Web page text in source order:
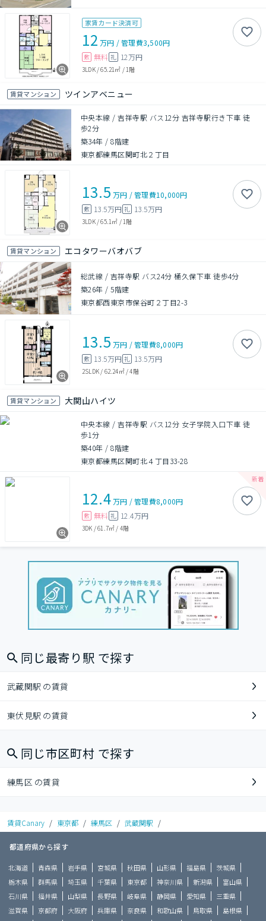
家賃カード決済可
12 万円 /管理費3,500円
敷 無料 礼 12万円
3LDK/65.21㎡ /1階
賃貸マンション ツインアベニュー
中央本線 / 吉祥寺駅 バス12分 吉祥寺駅行き下車 徒
歩2分
築34年 /8階建
東京都練馬区関町北２丁目
13.5 万円 /管理費10,000円
敷 13.5万円 礼 13.5万円
3LDK/65.1㎡ / 1階
賃貸マンション エコタワーバオバブ
総武線 / 吉祥寺駅 バス24分 桶久保下車 徒歩4分
築26年 /5階建
東京都西東京市保谷町２丁目2-3
13.5 万円 /管理費8,000円
敷 13.5万円 礼 13.5万円
2SLDK / 62.24㎡/4階
賃貸マンション 大関山ハイツ
中央本線 / 吉祥寺駅 バス12分 女子学院入口下車 徒
歩1分
築40年 /8階建
東京都練馬区関町北４丁目33-28
12.4万円 /管理費8,000円
敷 無料 礼 12.4万円
3DK /61.7㎡ / 4階
同じ最寄り駅 で探す
武蔵関駅 の賃貸
東伏見駅 の賃貸
同じ市区町村 で探す
練馬区 の賃貸
賃貸Canary / 東京都 / 練馬区 / 武蔵関駅 /
都道府県から探す
北海道 青森県 岩手県 宮城県 秋田県 山形県 福島県
茨城県
栃木県
群馬県 埼玉県 千葉県 東京都 神奈川県 新潟県
富山県
石川県
福井県 山梨県 長野県 岐阜県 静岡県 愛知県
三重県
滋賀県
京都府 大阪府 兵庫県 奈良県 和歌山県 鳥取県
島根県